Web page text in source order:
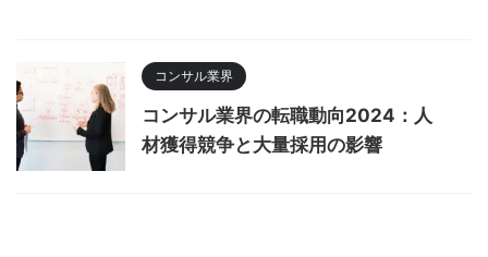
コンサル業界
コンサル業界の転職動向2024：人
材獲得競争と大量採用の影響